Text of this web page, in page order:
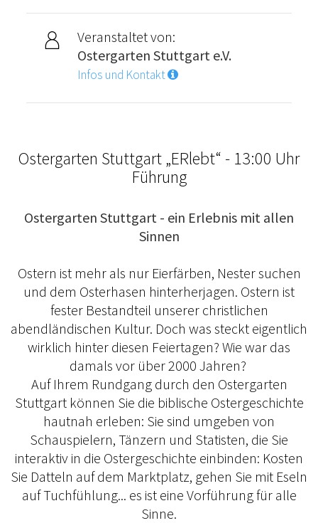
Veranstaltet von:
Ostergarten Stuttgart e.V.
Infos und Kontakt
Ostergarten Stuttgart „ERlebt“ - 13:00 Uhr
Führung
Ostergarten Stuttgart - ein Erlebnis mit allen
Sinnen
Ostern ist mehr als nur Eierfärben, Nester suchen
und dem Osterhasen hinterherjagen. Ostern ist
fester Bestandteil unserer christlichen
abendländischen Kultur. Doch was steckt eigentlich
wirklich hinter diesen Feiertagen? Wie war das
damals vor über 2000 Jahren?
Auf Ihrem Rundgang durch den Ostergarten
Stuttgart können Sie die biblische Ostergeschichte
hautnah erleben: Sie sind umgeben von
Schauspielern, Tänzern und Statisten, die Sie
interaktiv in die Ostergeschichte einbinden: Kosten
Sie Datteln auf dem Marktplatz, gehen Sie mit Eseln
auf Tuchfühlung... es ist eine Vorführung für alle
Sinne.